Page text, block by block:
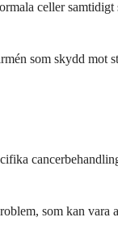
celler
som skydd
som kan vara